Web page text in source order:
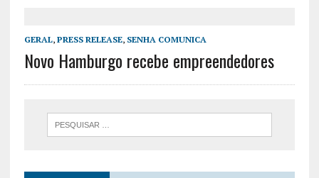
GERAL, PRESS RELEASE, SENHA COMUNICA
Novo Hamburgo recebe empreendedores